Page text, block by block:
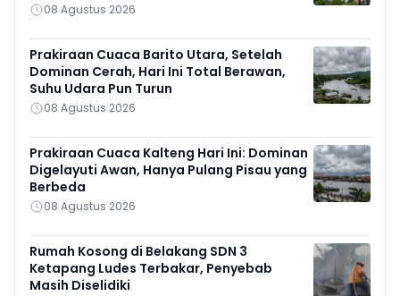
08 Agustus 2026
Prakiraan Cuaca Barito Utara, Setelah
Dominan Cerah, Hari Ini Total Berawan,
Suhu Udara Pun Turun
08 Agustus 2026
Prakiraan Cuaca Kalteng Hari Ini: Dominan
Digelayuti Awan, Hanya Pulang Pisau yang
Berbeda
08 Agustus 2026
Rumah Kosong di Belakang SDN 3
Ketapang Ludes Terbakar, Penyebab
Masih Diselidiki